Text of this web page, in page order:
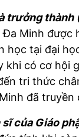
trưởng thành
Đa Minh
tại đại
khi có cơ
tri thức
đã
của Giáo